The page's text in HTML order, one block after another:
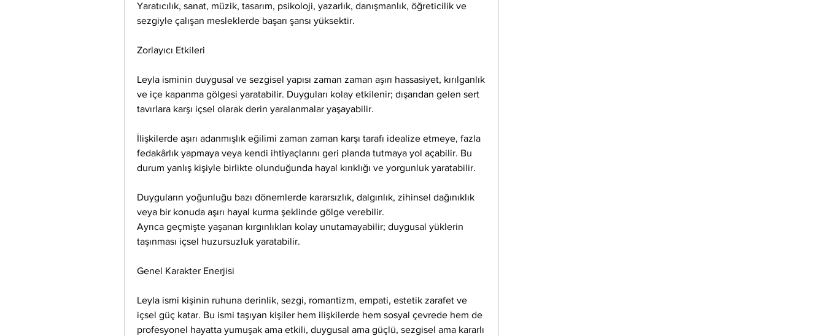
Yaratıcılık, sanat, müzik, tasarım, psikoloji, yazarlık, danışmanlık, öğreticilik ve
sezgiyle çalışan mesleklerde başarı şansı yüksektir.
Zorlayıcı Etkileri
Leyla isminin duygusal ve sezgisel yapısı zaman zaman aşırı hassasiyet, kırılganlık
ve içe kapanma gölgesi yaratabilir. Duyguları kolay etkilenir; dışarıdan gelen sert
tavırlara karşı içsel olarak derin yaralanmalar yaşayabilir.
İlişkilerde aşırı adanmışlık eğilimi zaman zaman karşı tarafı idealize etmeye, fazla
fedakârlık yapmaya veya kendi ihtiyaçlarını geri planda tutmaya yol açabilir. Bu
durum yanlış kişiyle birlikte olunduğunda hayal kırıklığı ve yorgunluk yaratabilir.
Duyguların yoğunluğu bazı dönemlerde kararsızlık, dalgınlık, zihinsel dağınıklık
veya bir konuda aşırı hayal kurma şeklinde gölge verebilir.
Ayrıca geçmişte yaşanan kırgınlıkları kolay unutamayabilir; duygusal yüklerin
taşınması içsel huzursuzluk yaratabilir.
Genel Karakter Enerjisi
Leyla ismi kişinin ruhuna derinlik, sezgi, romantizm, empati, estetik zarafet ve
içsel güç katar. Bu ismi taşıyan kişiler hem ilişkilerde hem sosyal çevrede hem de
profesyonel hayatta yumuşak ama etkili, duygusal ama güçlü, sezgisel ama kararlı